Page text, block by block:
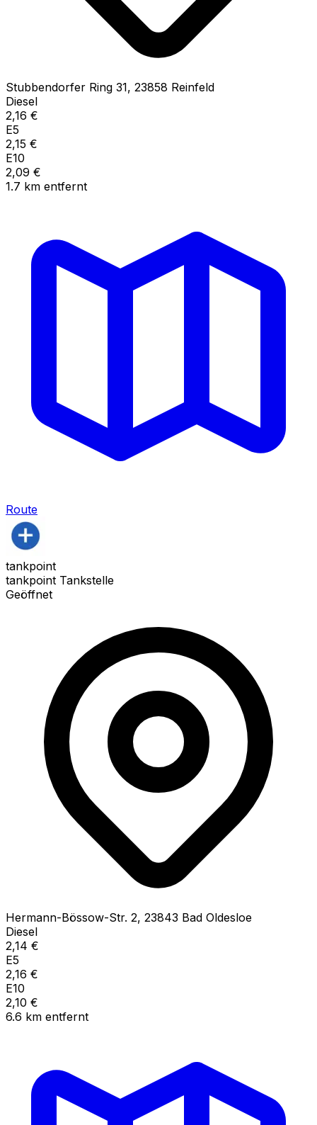
Stubbendorfer Ring 31, 23858 Reinfeld
Diesel
2,16 €
E5
2,15 €
E10
2,09 €
1.7 km entfernt
Route
tankpoint
tankpoint Tankstelle
Geöffnet
Hermann-Bössow-Str. 2, 23843 Bad Oldesloe
Diesel
2,14 €
E5
2,16 €
E10
2,10 €
6.6 km entfernt